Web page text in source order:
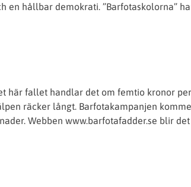
en hållbar demokrati. ”Barfotaskolorna”
här fallet handlar det om femtio kronor per
räcker långt. Barfotakampanjen
Webben www.barfotafadder.se blir det